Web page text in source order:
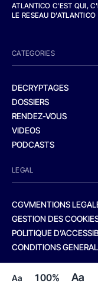
Aa 100% Aa
ATLANTICO C'EST QUI,
LE RESEAU D'ATLANTICO
CATEGORIES
DECRYPTAGES
DOSSIERS
RENDEZ-VOUS
VIDEOS
PODCASTS
LEGAL
CGVMENTIONS
GESTION DES
POLITIQUE
CONDITIONS